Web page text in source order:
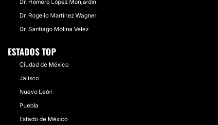
Dr. Homero López Monjardin
Dr. Rogelio Martínez Wagner
Dr. Santiago Molina Velez
ESTADOS TOP
Ciudad de México
Jalisco
Nuevo León
Puebla
Estado de México